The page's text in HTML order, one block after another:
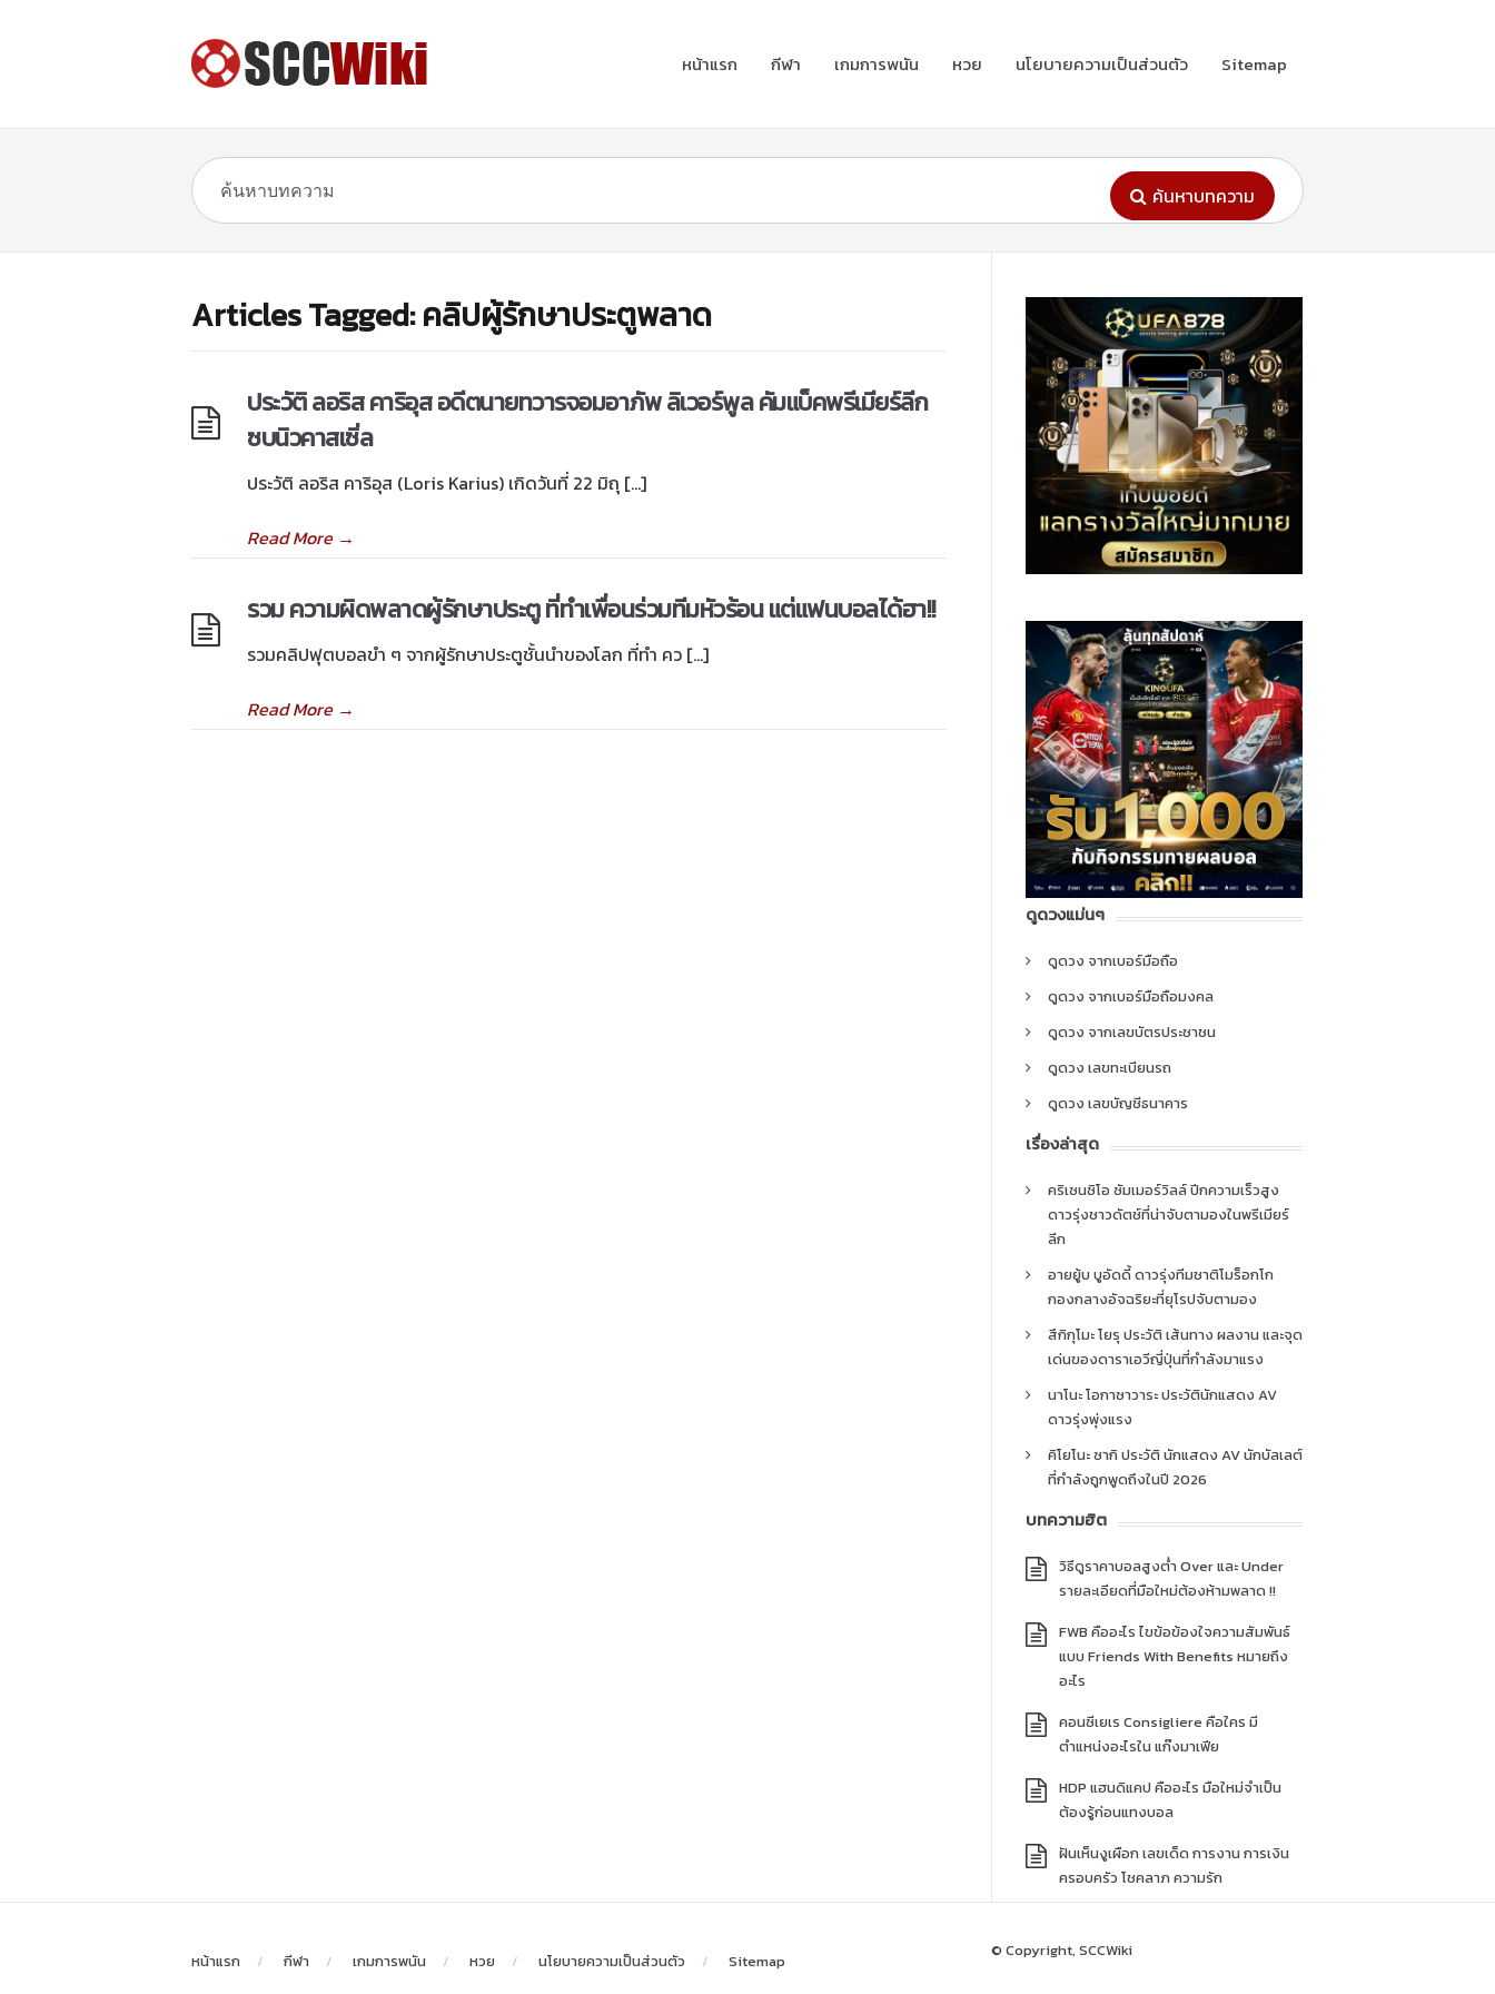
หน้าแรก กีฬา เกมการพนัน หวย นโยบายความเป็นส่วนตัว Sitemap
ค้นหาบทความ
Articles Tagged: คลิปผู้รักษาประตูพลาด
ประวัติ ลอริส คาริอุส อดีตนายทวารจอมอาภัพ ลิเวอร์พูล คัมแบ็คพรีเมียร์ลีก
ซบนิวคาสเซิ่ล
ประวัติ ลอริส คาริอุส (Loris Karius) เกิดวันที่ 22 มิถุ […]
Read More→
รวม ความผิดพลาดผู้รักษาประตู ที่ทำเพื่อนร่วมทีมหัวร้อน แต่แฟนบอลได้ฮา!!
รวมคลิปฟุตบอลขำ ๆ จากผู้รักษาประตูชั้นนำของโลก ที่ทำ คว […]
Read More→
ดูดวงแม่นๆ
ดูดวง จากเบอร์มือถือ
ดูดวง จากเบอร์มือถือมงคล
ดูดวง จากเลขบัตรประชาชน
ดูดวง เลขทะเบียนรถ
ดูดวง เลขบัญชีธนาคาร
เรื่องล่าสุด
คริเซนซิโอ ซัมเมอร์วิลล์ ปีกความเร็วสูง
ดาวรุ่งชาวดัตช์ที่น่าจับตามองในพรีเมียร์
ลีก
อายยู้บ บูอัดดี้ ดาวรุ่งทีมชาติโมร็อกโก
กองกลางอัจฉริยะที่ยุโรปจับตามอง
สึกิกุโมะ โยรุ ประวัติ เส้นทาง ผลงาน และจุด
เด่นของดาราเอวีญี่ปุ่นที่กำลังมาแรง
นาโนะ โอกาซาวาระ ประวัตินักแสดง AV
ดาวรุ่งพุ่งแรง
คิโยโนะ ซากิ ประวัติ นักแสดง AV นักบัลเลต์
ที่กำลังถูกพูดถึงในปี 2026
บทความฮิต
วิธีดูราคาบอลสูงต่ำ Over และ Under
รายละเอียดที่มือใหม่ต้องห้ามพลาด !!
FWB คืออะไร ไขข้อข้องใจความสัมพันธ์
แบบ Friends With Benefits หมายถึง
อะไร
คอนซีเยเร Consigliere คือใคร มี
ตำแหน่งอะไรใน แก๊งมาเฟีย
HDP แฮนดิแคป คืออะไร มือใหม่จำเป็น
ต้องรู้ก่อนแทงบอล
ฝันเห็นงูเผือก เลขเด็ด การงาน การเงิน
ครอบครัว โชคลาภ ความรัก
หน้าแรก กีฬา เกมการพนัน หวย นโยบายความเป็นส่วนตัว Sitemap
© Copyright, SCCWiki